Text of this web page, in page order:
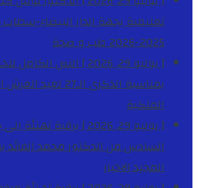
تعليمية بجهة الدار البيضاء-
2025-2026
طب و صحة
[ يوليو 29, 2026 ]
النص الكامل
بمناسبة الذكرى الـ27 لعيد العرش المجيد
الملكية
[ يوليو 29, 2026 ]
برقية تهنئة
السادس من الدكتور محمد الفائد
المجيدالاخبار